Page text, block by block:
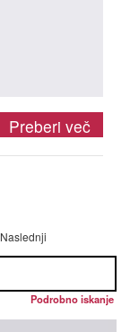
Preberi več
Naslednji
Podrobno iskanje